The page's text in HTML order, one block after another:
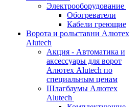
Электрооборудование
Обогреватели
Кабели греющие
Ворота и рольставни Алютех
Alutech
Акция - Автоматика и
аксессуары для ворот
Алютех Alutech по
специальным ценам
Шлагбаумы Алютех
Alutech